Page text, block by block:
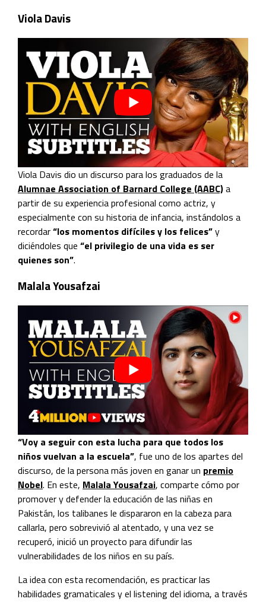
Viola Davis
Viola Davis dio un discurso para los graduados de la
Alumnae Association of Barnard College (AABC)a
partir de su experiencia profesional como actriz, y
especialmente con su historia de infancia, instándolos a
recordar“los momentos difíciles y los felices”y
diciéndoles que “el privilegio de una vida es ser
quienes son”.
Malala Yousafzai
“Voy a seguir con esta lucha para que todos los
niños vuelvan a la escuela”, fue uno de los apartes del
discurso, de la persona más joven en ganar un premio
Nobel. En este, Malala Yousafzai, comparte cómo por
promover y defender la educación de las niñas en
Pakistán, los talibanes le dispararon en la cabeza para
callarla, pero sobrevivió al atentado, y una vez se
recuperó, inició un proyecto para difundir las
vulnerabilidades de los niños en su país.
La idea con esta recomendación, es practicar las
habilidades gramaticales y el listening del idioma, a través